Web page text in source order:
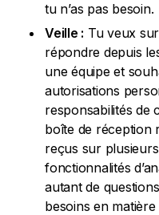
tu n’as pas besoin.
Veille : Tu veux
répondre depuis
une équipe et
autorisations
responsabilités de
boîte de réception
reçus sur
fonctionnalités
autant de
besoins en matière